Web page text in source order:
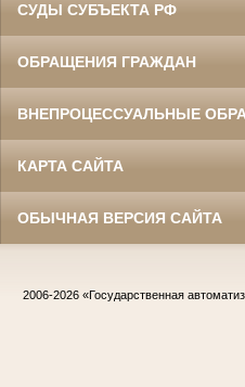
СУДЫ СУБЪЕКТА РФ
ОБРАЩЕНИЯ ГРАЖДАН
ВНЕПРОЦЕССУАЛЬНЫЕ
КАРТА САЙТА
ОБЫЧНАЯ ВЕРСИЯ САЙТА
2006-2026 «Государственная